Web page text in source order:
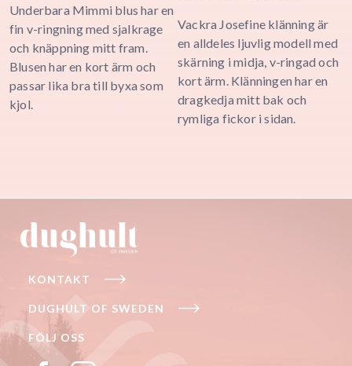
199,00 SEK
through
279,00 SEK
Underbara Mimmi blus har en
fin v-ringning med sjalkrage
och knäppning mitt fram.
Blusen har en kort ärm och
passar lika bra till byxa som
kjol.
199,00
through
279,00
Vackra Josefine klänning är
en alldeles ljuvlig modell med
skärning i midja, v-ringad och
kort ärm. Klänningen har en
dragkedja mitt bak och
rymliga fickor i sidan.
KONTAKT
DUGHULT OF SWEDEN
FÖLJ OSS